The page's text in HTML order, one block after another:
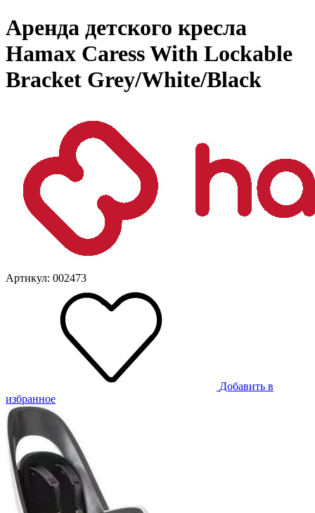
Аренда детского кресла
Hamax Caress With Lockable
Bracket Grey/White/Black
Артикул: 002473
Добавить в
избранное